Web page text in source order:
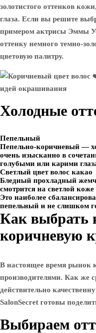
золотистого оттенков
глаза. Если вы решите
примером актрисы Эммы
оттенку немного темно-
цветовую палитру.
Холодные
Пепельный
Пепельно-коричневый —
очень изысканно в
голубыми или карими
Светлый цвет волос какао
Бледный прохладный
смотрится на светлой
Это наиболее
пепельный и не слишком
Как выбрать
коричневую
В настоящее время рынок
производителями. Как же
действительно
SalonSecret готовы
Выбираем